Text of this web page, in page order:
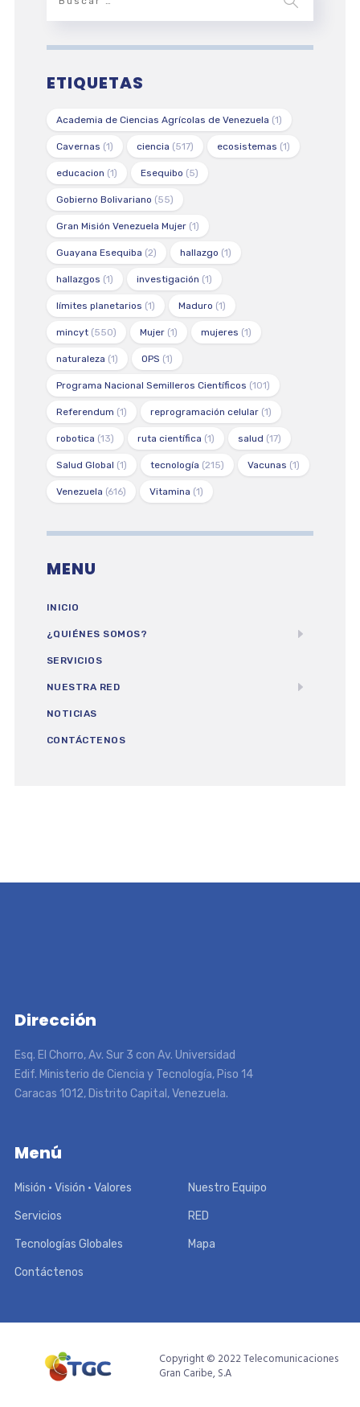
ETIQUETAS
Academia de Ciencias Agrícolas de Venezuela (1)
Cavernas (1) ciencia (517) ecosistemas (1)
educacion (1) Esequibo (5)
Gobierno Bolivariano (55)
Gran Misión Venezuela Mujer(1)
Guayana Esequiba (2) hallazgo (1)
hallazgos (1) investigación (1)
límites planetarios (1) Maduro (1)
mincyt(550) Mujer(1) mujeres (1)
naturaleza (1) OPS (1)
Programa Nacional Semilleros Científicos (101)
Referendum (1) reprogramación celular(1)
robotica (13) ruta científica (1) salud (17)
Salud Global (1) tecnología (215) Vacunas (1)
Venezuela (616) Vitamina (1)
MENU
INICIO
¿QUIÉNES SOMOS?
SERVICIOS
NUESTRA RED
NOTICIAS
CONTÁCTENOS
Dirección
Esq. El Chorro, Av. Sur 3 con Av. Universidad
Edif. Ministerio de Ciencia y Tecnología, Piso 14
Caracas 1012, Distrito Capital, Venezuela.
Menú
Misión • Visión • Valores Nuestro Equipo
Servicios RED
Tecnologías Globales Mapa
Contáctenos
Copyright © 2022 Telecomunicaciones
Gran Caribe, S.A